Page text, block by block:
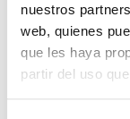
nuestros
web, quienes
que les haya
partir del uso
Dios. No
Suyos
Suya.